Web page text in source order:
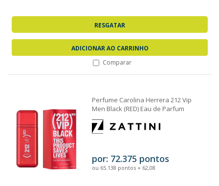
RESGATAR
ADICIONAR AO CARRINHO
Comparar
Perfume Carolina Herrera 212 Vip
Men Black (RED) Eau de Parfum
Masculino 100ml
por: 72.375 pontos
ou 65.138 pontos + 62,08